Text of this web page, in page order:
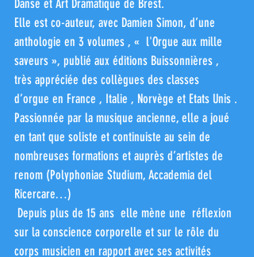
Danse et Art Dramatique de Brest.
Elle est co-auteur, avec Damien Simon, d’une
anthologie en 3 volumes , «  l'Orgue aux mille
saveurs », publié aux éditions Buissonnières ,
très appréciée des collègues des classes
d’orgue en France , Italie , Norvège et Etats Unis .
Passionnée par la musique ancienne, elle a joué
en tant que soliste et continuiste au sein de
nombreuses formations et auprès d’artistes de
renom (Polyphoniae Studium, Accademia del
Ricercare…)
sur la conscience corporelle et sur le rôle du
corps musicien en rapport avec ses activités